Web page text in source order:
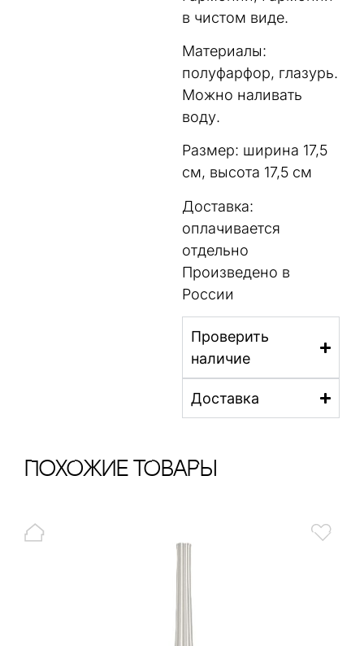
в чистом виде.
Материалы:
полуфарфор, глазурь.
Можно наливать
воду.
Размер: ширина 17,5
см, высота 17,5 см
Доставка:
оплачивается
отдельно
Произведено в
России
Проверить
наличие
Доставка
ПохОжИе тОваРы